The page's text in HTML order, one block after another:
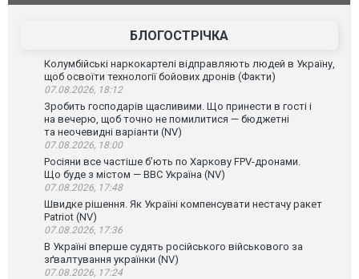
зневажливих слів про українських захисників.
ВІДЕО
БЛОГОСТРІЧКА
Колумбійські наркокартелі відправляють людей в Україну,
щоб освоїти технології бойових дронів (Факти)
07.08.2026, 18:12
Зробить господарів щасливими. Що принести в гості і
на вечерю, щоб точно не помилитися — бюджетні
та неочевидні варіанти (NV)
07.08.2026, 18:00
Росіяни все частіше бʼють по Харкову FPV-дронами.
Що буде з містом — ВВС Україна (NV)
07.08.2026, 17:48
Швидке рішення. Як Україні компенсувати нестачу ракет
Patriot (NV)
07.08.2026, 17:36
В Україні вперше судять російського військового за
зґвалтування українки (NV)
07.08.2026, 17:24